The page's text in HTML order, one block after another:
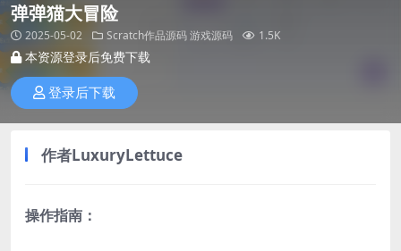
弹弹猫大冒险
2025-05-02 Scratch作品源码游戏源码 1.5K
本资源登录后免费下载
登录后下载
作者LuxuryLettuce
操作指南：​